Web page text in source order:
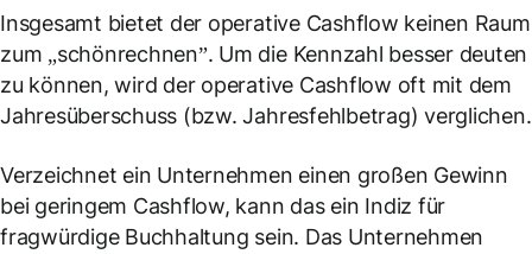
Insgesamt bietet der operative Cashflow keinen Raum
zum „schönrechnen”. Um die Kennzahl besser deuten
zu können, wird der operative Cashflow oft mit dem
Jahresüberschuss (bzw. Jahresfehlbetrag) verglichen.
Verzeichnet ein Unternehmen einen großen Gewinn
bei geringem Cashflow, kann das ein Indiz für
fragwürdige Buchhaltung sein. Das Unternehmen